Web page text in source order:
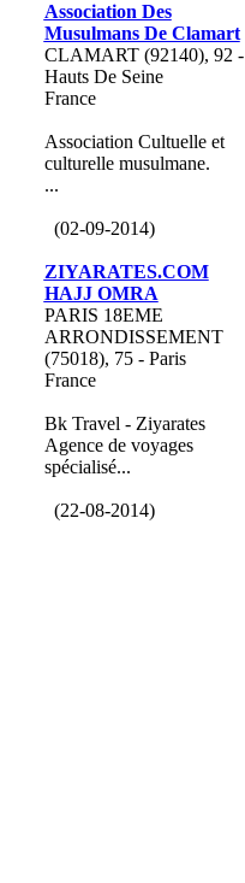
Association Des
Musulmans De Clamart
CLAMART (92140), 92 -
Hauts De Seine
France
Association Cultuelle et
culturelle musulmane.
...
(02-09-2014)
ZIYARATES.COM
HAJJ OMRA
PARIS 18EME
ARRONDISSEMENT
(75018), 75 - Paris
France
Bk Travel - Ziyarates
Agence de voyages
spécialisé...
(22-08-2014)